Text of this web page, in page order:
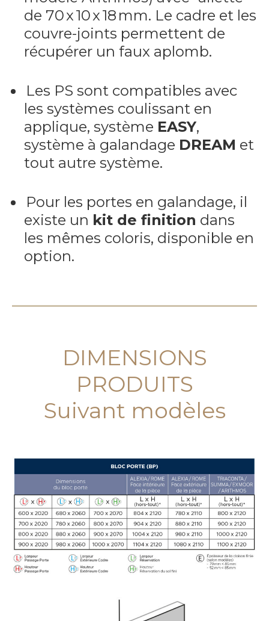
de 70 x 10 x 18 mm. Le cadre et les
couvre-joints permettent de
récupérer un faux aplomb.
Les PS sont compatibles avec
les systèmes coulissant en
applique, système EASY,
système à galandage DREAM et
tout autre système.
Pour les portes en galandage, il
existe un kit de finition dans
les mêmes coloris, disponible en
option.
DIMENSIONS
PRODUITS
Suivant modèles